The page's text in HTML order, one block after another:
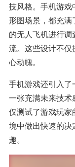
技风格。手机游
形图场景，都充
的无人飞机进行
流。这些设计不
心动魄。
手机游戏还引入了
一张充满未来技
仅测试了游戏玩
境中做出快速的
趣。